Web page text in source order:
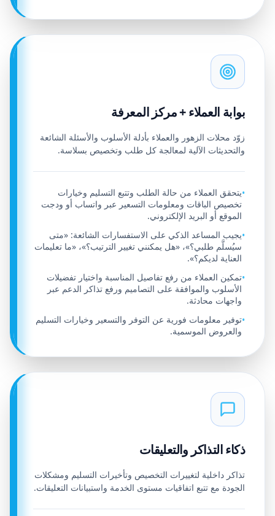
بوابة العملاء + مركز المعرفة
زوّد محلات الزهور والعملاء بأدلة الأسلوب والأسئلة الشائعة
والتحديثات الآلية لمعالجة كل طلب وتخصيص بسلاسة.
•يتحقق العملاء من حالة الطلب وتتبع التسليم وخيارات
تخصيص الباقات ومعلومات التسعير عبر واتساب أو ودجت
الموقع أو البريد الإلكتروني.
•يجيب المساعد الذكي على الاستفسارات الشائعة: «متى
سيُسلَّم طلبي؟»، «هل يمكنني تغيير الترتيب؟»، «ما تعليمات
العناية لديكم؟».
•تمكين العملاء من رفع تفاصيل المناسبة واختيار تفضيلات
الأسلوب والموافقة على التصاميم ورفع تذاكر الدعم عبر
واجهات محادثة.
•توفير معلومات فورية عن التوفر والتسعير وخيارات التسليم
والعروض الموسمية.
ذكاء التذاكر والتعليقات
تذاكر داخلية لتغييرات التخصيص وتأخيرات التسليم ومشكلات
الجودة مع تتبع اتفاقيات مستوى الخدمة واستبيانات التعليقات.